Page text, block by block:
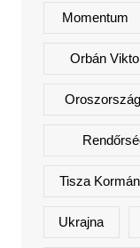
Momentum
Orbán
Oroszország
Tisza
Ukrajna